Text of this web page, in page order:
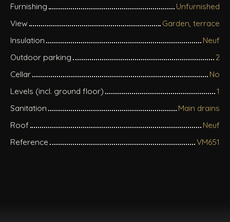
Furnishing
Unfurnished
View
Garden, terrace
Insulation
Neuf
Outdoor parking
2
Cellar
No
Levels (incl. ground floor)
1
Sanitation
Main drains
Roof
Neuf
Reference
VM651